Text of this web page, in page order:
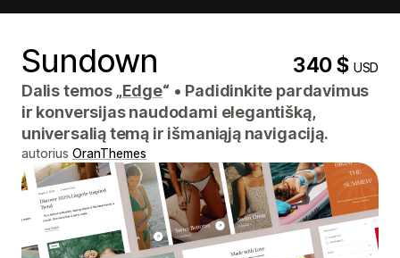
Sundown 340 $USD
Dalis temos „Edge“ • Padidinkite pardavimus
ir konversijas naudodami elegantišką,
universalią temą ir išmaniąją navigaciją.
autorius OranThemes